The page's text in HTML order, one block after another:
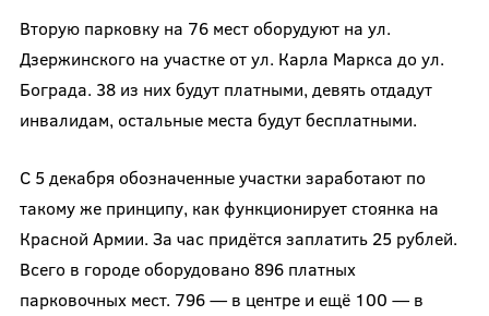
Вторую парковку на 76 мест оборудуют на ул.
Дзержинского на участке от ул. Карла Маркса до ул.
Бограда. 38 из них будут платными, девять отдадут
инвалидам, остальные места будут бесплатными.
С 5 декабря обозначенные участки заработают по
такому же принципу, как функционирует стоянка на
Красной Армии. За час придётся заплатить 25 рублей.
Всего в городе оборудовано 896 платных
парковочных мест. 796 — в центре и ещё 100 — в